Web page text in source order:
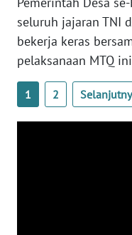
seluruh jajaran TNI
bekerja keras
pelaksanaan MTQ
1 2
WN
NUSANTARA
WN
JOGJA